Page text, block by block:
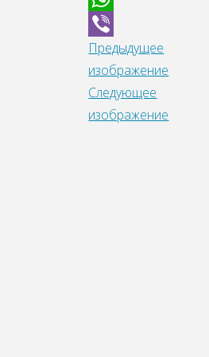
WhatsApp
Viber
Предыдущее
изображение
Следующее
изображение